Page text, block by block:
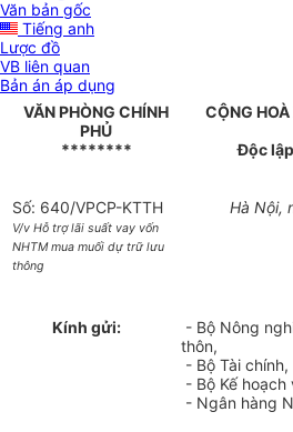
Văn bản gốc
Tiếng anh
Lược đồ
VB liên quan
Bản án áp dụng
VĂN PHÒNG CHÍNH
PHỦ
********
CỘNG
Độc
Số: 640/VPCP-KTTH
V/v Hỗ trợ lãi suất vay vốn
NHTM mua muối dự trữ lưu
thông
Hà Nội,
Kính gửi:
- Bộ Nông
thôn,
- Bộ Tài chính,
- Bộ Kế
- Ngân hàng